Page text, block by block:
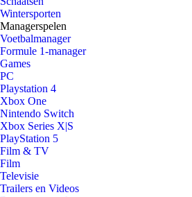
Wintersporten
Managerspelen
Voetbalmanager
Formule 1-manager
Games
PC
Playstation 4
Xbox One
Nintendo Switch
Xbox Series X|S
PlayStation 5
Film & TV
Film
Televisie
Trailers en Videos